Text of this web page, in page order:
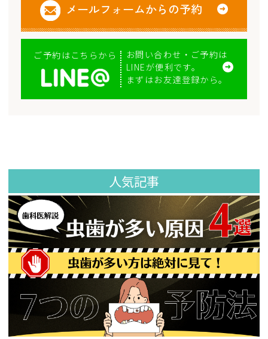
メールフォームからの予約
ご予約はこちらから
お問い合わせ・ご予約は
LINEが便利です。
まずはお友達登録から。
人気記事